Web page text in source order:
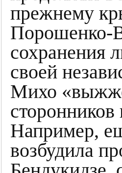
прежнему
Порошенко-
сохранения
своей
Михо
Например,
возбудила